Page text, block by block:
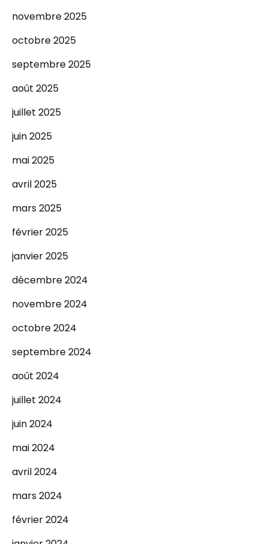
novembre 2025
octobre 2025
septembre 2025
août 2025
juillet 2025
juin 2025
mai 2025
avril 2025
mars 2025
février 2025
janvier 2025
décembre 2024
novembre 2024
octobre 2024
septembre 2024
août 2024
juillet 2024
juin 2024
mai 2024
avril 2024
mars 2024
février 2024